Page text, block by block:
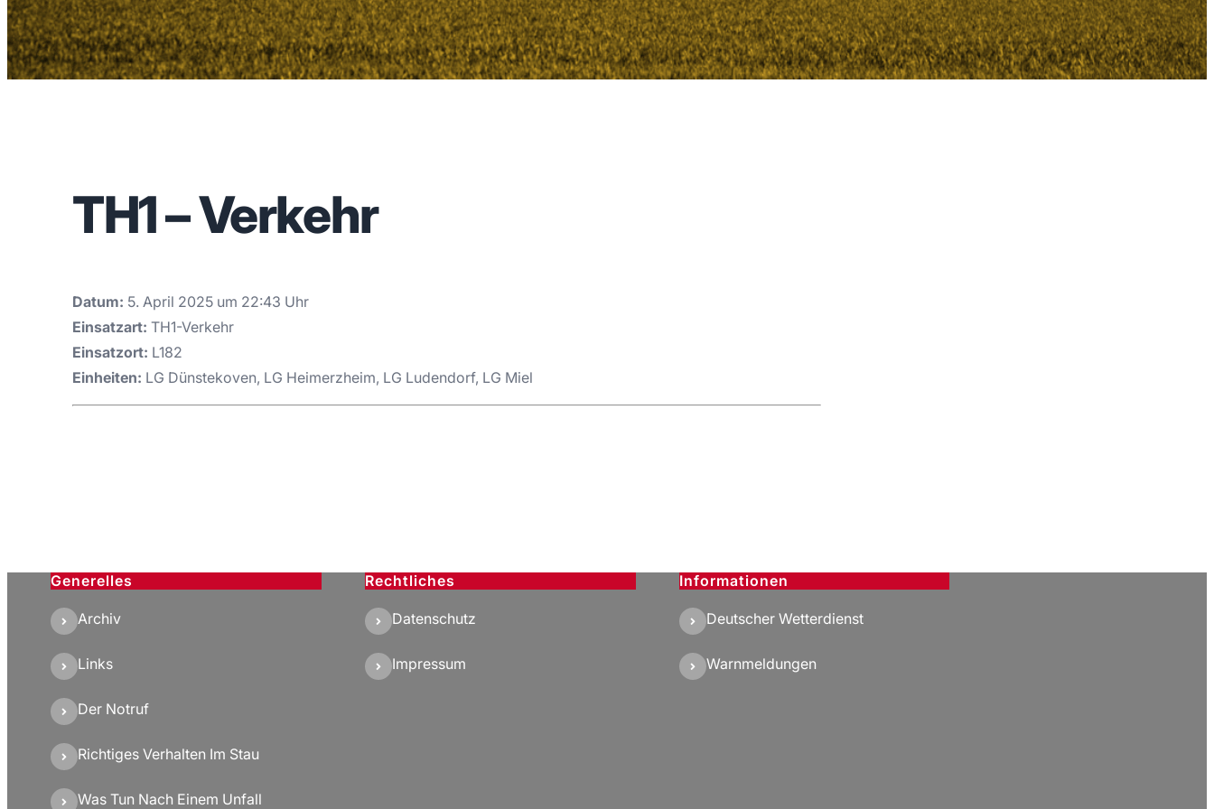
TH1 – Verkehr
Datum: 5. April 2025 um 22:43 Uhr
Einsatzart: TH1-Verkehr
Einsatzort: L182
Einheiten: LG Dünstekoven, LG Heimerzheim, LG Ludendorf, LG Miel
Generelles
Archiv
Links
Der Notruf
Richtiges Verhalten Im Stau
Was Tun Nach Einem Unfall
Rechtliches
Datenschutz
Impressum
Informationen
Deutscher Wetterdienst
Warnmeldungen